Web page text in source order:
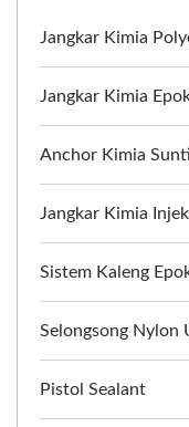
Jangkar Kimia
Jangkar Kimia
Anchor Kimia
Jangkar Kimia
Sistem Kaleng
Selongsong Nylon
Pistol Sealant